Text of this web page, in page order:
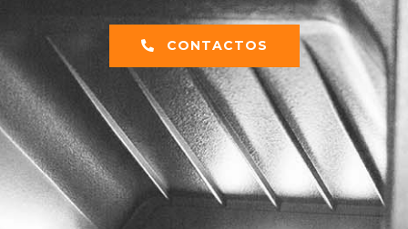
CONTACTOS